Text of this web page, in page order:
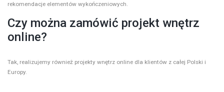
rekomendacje elementów wykończeniowych.
Czy można zamówić projekt wnętrz
online?
Tak, realizujemy również projekty wnętrz online dla klientów z całej Polski i
Europy.